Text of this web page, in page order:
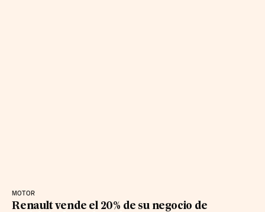
MOTOR
Renault vende el 20% de su negocio de